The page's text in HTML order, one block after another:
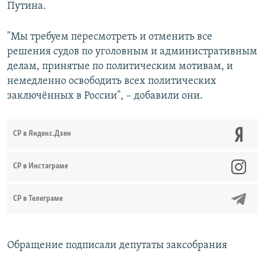
Путина.
"Мы требуем пересмотреть и отменить все
решения судов по уголовным и административным
делам, принятые по политическим мотивам, и
немедленно освободить всех политических
заключённых в России", – добавили они.
СР в Яндекс.Дзен
CР в Инстаграме
СР в Телеграме
Обращение подписали депутаты заксобрания